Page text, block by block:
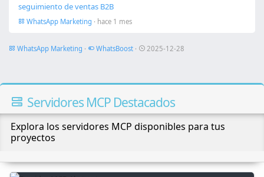
seguimiento de ventas B2B
WhatsApp Marketing · hace 1 mes
WhatsApp Marketing · WhatsBoost · 2025-12-28
Servidores MCP Destacados
Explora los servidores MCP disponibles para tus
proyectos